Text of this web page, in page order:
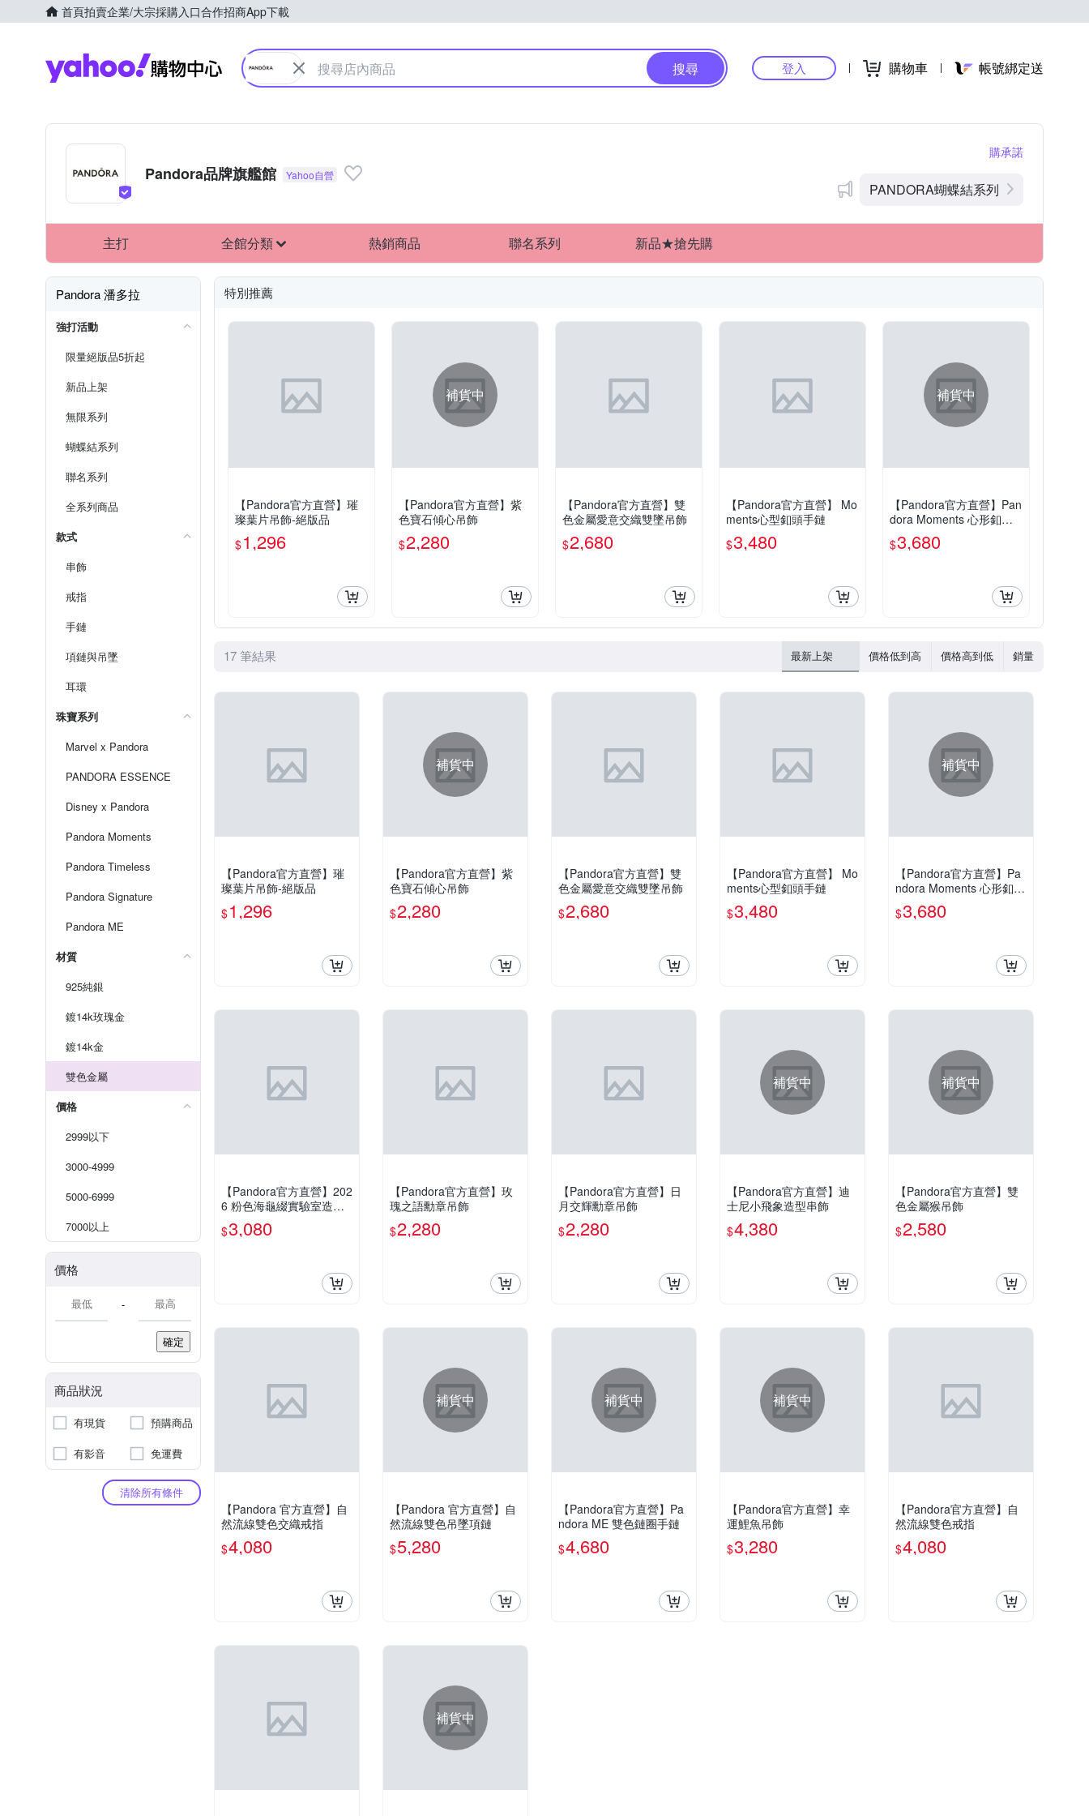
首頁拍賣企業/大宗採購入口合作招商App下載
Yahoo購物中心
搜尋 登入 購物車 帳號綁定送
Pandora品牌旗艦館
購承諾
PANDORA蝴蝶結系列
主打 全館分類 熱銷商品 聯名系列 新品★搶先購
Pandora 潘多拉
強打活動
限量絕版品5折起
新品上架
無限系列
蝴蝶結系列
聯名系列
全系列商品
款式
串飾
戒指
手鏈
項鏈與吊墜
耳環
珠寶系列
Marvel x Pandora
PANDORA ESSENCE
Disney x Pandora
Pandora Moments
Pandora Timeless
Pandora Signature
Pandora ME
材質
925純銀
鍍14k玫瑰金
鍍14k金
雙色金屬
價格
2999以下
3000-4999
5000-6999
7000以上
價格
-
確定
商品狀況
有現貨
預購商品
有影音
免運費
清除所有條件
特別推薦
【Pandora官方直營】璀
璨葉片吊飾-絕版品
$1,296
補貨中
【Pandora官方直營】紫
色寶石傾心吊飾
$2,280
【Pandora官方直營】雙
色金屬愛意交織雙墜吊飾
$2,680
【Pandora官方直營】 Mo
ments心型釦頭手鏈
$3,480
補貨中
【Pandora官方直營】Pan
dora Moments 心形釦蛇
鏈-雙色金屬
$3,680
17 筆結果 最新上架 價格低到高 價格高到低 銷量
【Pandora官方直營】璀
璨葉片吊飾-絕版品
$1,296
補貨中
【Pandora官方直營】紫
色寶石傾心吊飾
$2,280
【Pandora官方直營】雙
色金屬愛意交織雙墜吊飾
$2,680
【Pandora官方直營】 Mo
ments心型釦頭手鏈
$3,480
補貨中
【Pandora官方直營】Pa
ndora Moments 心形釦蛇
鏈-雙色金屬
$3,680
【Pandora官方直營】202
6 粉色海龜綴實驗室造鑽
石吊飾
$3,080
【Pandora官方直營】玫
瑰之語勳章吊飾
$2,280
【Pandora官方直營】日
月交輝勳章吊飾
$2,280
補貨中
【Pandora官方直營】迪
士尼小飛象造型串飾
$4,380
補貨中
【Pandora官方直營】雙
色金屬猴吊飾
$2,580
【Pandora 官方直營】自
然流線雙色交織戒指
$4,080
補貨中
【Pandora 官方直營】自
然流線雙色吊墜項鏈
$5,280
補貨中
【Pandora官方直營】Pa
ndora ME 雙色鏈圈手鏈
$4,680
補貨中
【Pandora官方直營】幸
運鯉魚吊飾
$3,280
【Pandora官方直營】自
然流線雙色戒指
$4,080
補貨中